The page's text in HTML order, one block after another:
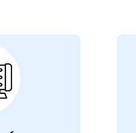
máquina
soltas ou
ou